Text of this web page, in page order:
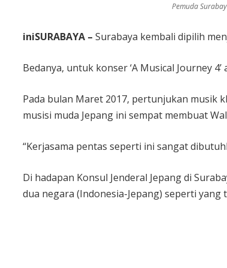
Pemuda
iniSURABAYA – Surabaya kembali dipilih
Bedanya, untuk konser ‘A Musical Journey
Pada bulan Maret 2017, pertunjukan musik
musisi muda Jepang ini sempat membuat
“Kerjasama pentas seperti ini sangat
Di hadapan Konsul Jenderal Jepang di
dua negara (Indonesia-Jepang) seperti